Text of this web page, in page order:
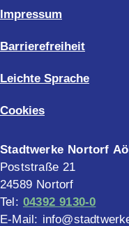
Impressum
Barrierefreiheit
Leichte Sprache
Cookies
Stadtwerke Nortorf
Poststraße 21
24589 Nortorf
Tel: 04392 9130-0
E-Mail: